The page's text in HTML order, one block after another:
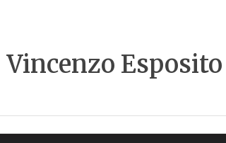
Vincenzo Esposito